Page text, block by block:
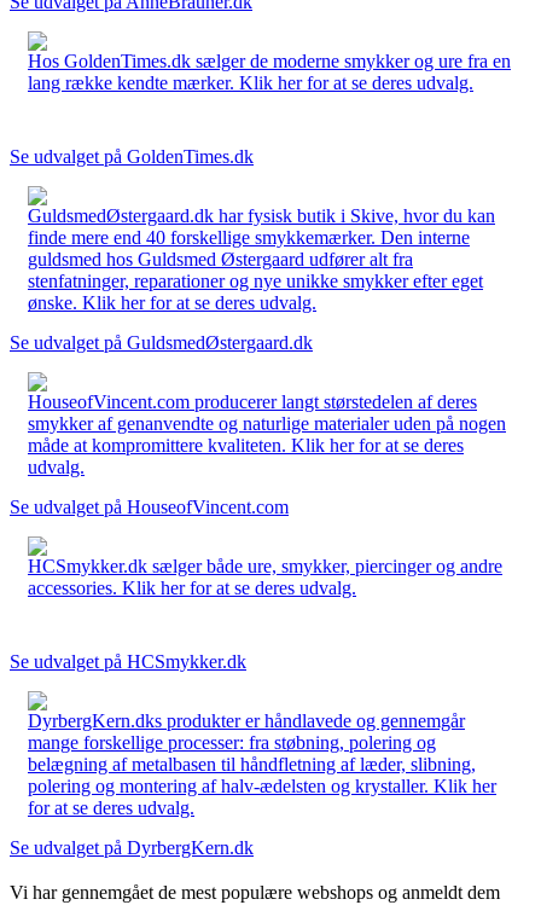
Hos GoldenTimes.dk sælger de moderne smykker og ure fra en
lang række kendte mærker. Klik her for at se deres udvalg.
Se udvalget på GoldenTimes.dk
GuldsmedØstergaard.dk har fysisk butik i Skive, hvor du kan
finde mere end 40 forskellige smykkemærker. Den interne
guldsmed hos Guldsmed Østergaard udfører alt fra
stenfatninger, reparationer og nye unikke smykker efter eget
ønske. Klik her for at se deres udvalg.
Se udvalget på GuldsmedØstergaard.dk
HouseofVincent.com producerer langt størstedelen af deres
smykker af genanvendte og naturlige materialer uden på nogen
måde at kompromittere kvaliteten. Klik her for at se deres
udvalg.
Se udvalget på HouseofVincent.com
HCSmykker.dk sælger både ure, smykker, piercinger og andre
accessories. Klik her for at se deres udvalg.
Se udvalget på HCSmykker.dk
DyrbergKern.dks produkter er håndlavede og gennemgår
mange forskellige processer: fra støbning, polering og
belægning af metalbasen til håndfletning af læder, slibning,
polering og montering af halv-ædelsten og krystaller. Klik her
for at se deres udvalg.
Se udvalget på DyrbergKern.dk
Vi har gennemgået de mest populære webshops og anmeldt dem